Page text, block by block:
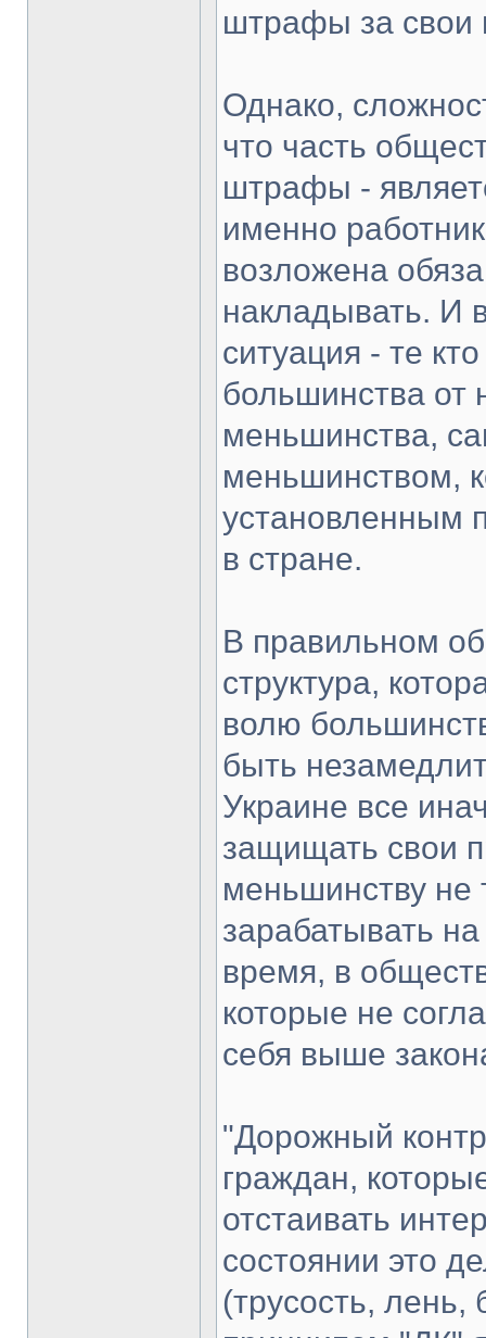
штрафы за свои
Однако,
что часть
штрафы -
именно
возложена
накладывать. И
ситуация - те
большинства от
меньшинства,
меньшинством,
установленным
в стране.
В правильном
структура,
волю
быть
Украине все
защищать свои
меньшинству не
зарабатывать
время, в
которые не
себя выше
"Дорожный
граждан,
отстаивать
состоянии это
(трусость,